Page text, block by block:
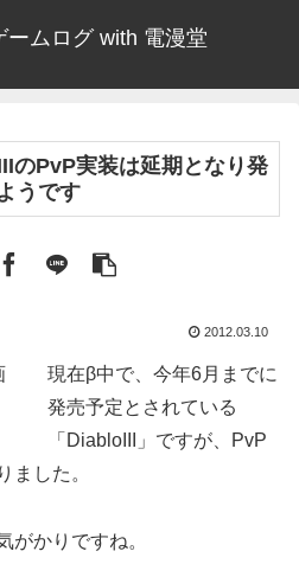
ームログ with 電漫堂
のPvP実装は延期となり発
うです
2012.03.10
現在β中で、今年6月までに
発売予定とされている
「DiabloIII」ですが、PvP
ました。
がかりですね。